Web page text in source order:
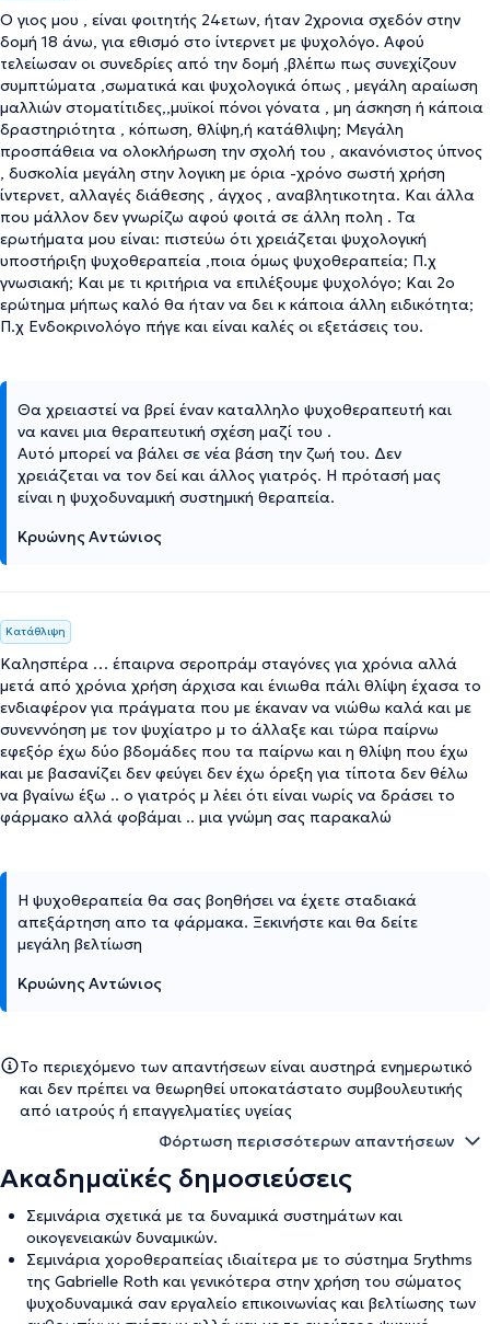
Ο γιος μου , είναι φοιτητής 24ετων, ήταν 2χρονια σχεδόν στην
δομή 18 άνω, για εθισμό στο ίντερνετ με ψυχολόγο. Αφού
τελείωσαν οι συνεδρίες από την δομή ,βλέπω πως συνεχίζουν
συμπτώματα ,σωματικά και ψυχολογικά όπως , μεγάλη αραίωση
μαλλιών στοματίτιδες,,μυϊκοί πόνοι γόνατα , μη άσκηση ή κάποια
δραστηριότητα , κόπωση, θλίψη,ή κατάθλιψη; Μεγάλη
προσπάθεια να ολοκλήρωση την σχολή του , ακανόνιστος ύπνος
, δυσκολία μεγάλη στην λογικη με όρια -χρόνο σωστή χρήση
ίντερνετ, αλλαγές διάθεσης , άγχος , αναβλητικοτητα. Και άλλα
που μάλλον δεν γνωρίζω αφού φοιτά σε άλλη πολη . Τα
ερωτήματα μου είναι: πιστεύω ότι χρειάζεται ψυχολογική
υποστήριξη ψυχοθεραπεία ,ποια όμως ψυχοθεραπεία; Π.χ
γνωσιακή; Και με τι κριτήρια να επιλέξουμε ψυχολόγο; Και 2ο
ερώτημα μήπως καλό θα ήταν να δει κ κάποια άλλη ειδικότητα;
Π.χ Ενδοκρινολόγο πήγε και είναι καλές οι εξετάσεις του.
Θα χρειαστεί να βρεί έναν καταλληλο ψυχοθεραπευτή και
να κανει μια θεραπευτική σχέση μαζί του .
Αυτό μπορεί να βάλει σε νέα βάση την ζωή του. Δεν
χρειάζεται να τον δεί και άλλος γιατρός. Η πρότασή μας
είναι η ψυχοδυναμική συστημική θεραπεία.
Κρυώνης Αντώνιος
Κατάθλιψη
Καλησπέρα … έπαιρνα σεροπράμ σταγόνες για χρόνια αλλά
μετά από χρόνια χρήση άρχισα και ένιωθα πάλι θλίψη έχασα το
ενδιαφέρον για πράγματα που με έκαναν να νιώθω καλά και με
συνεννόηση με τον ψυχίατρο μ το άλλαξε και τώρα παίρνω
εφεξόρ έχω δύο βδομάδες που τα παίρνω και η θλίψη που έχω
και με βασανίζει δεν φεύγει δεν έχω όρεξη για τίποτα δεν θέλω
να βγαίνω έξω .. ο γιατρός μ λέει ότι είναι νωρίς να δράσει το
φάρμακο αλλά φοβάμαι .. μια γνώμη σας παρακαλώ
Η ψυχοθεραπεία θα σας βοηθήσει να έχετε σταδιακά
απεξάρτηση απο τα φάρμακα. Ξεκινήστε και θα δείτε
μεγάλη βελτίωση
Κρυώνης Αντώνιος
Το περιεχόμενο των απαντήσεων είναι αυστηρά ενημερωτικό
και δεν πρέπει να θεωρηθεί υποκατάστατο συμβουλευτικής
από ιατρούς ή επαγγελματίες υγείας
Φόρτωση περισσότερων απαντήσεων
Ακαδημαϊκές δημοσιεύσεις
Σεμινάρια σχετικά με τα δυναμικά συστημάτων και
οικογενειακών δυναμικών.
Σεμινάρια χοροθεραπείας ιδιαίτερα με το σύστημα 5rythms
της Gabrielle Roth και γενικότερα στην χρήση του σώματος
ψυχοδυναμικά σαν εργαλείο επικοινωνίας και βελτίωσης των